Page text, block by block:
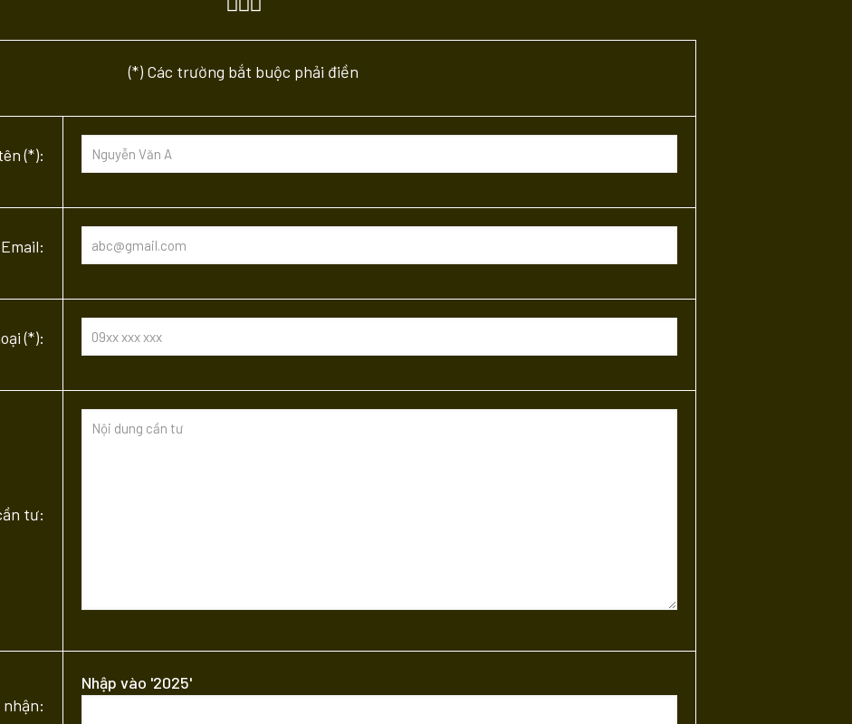
(*) Các trường bắt buộc phải điền
(*):
Email:
(*):
tư:
nhận:
Nhập vào '2025'